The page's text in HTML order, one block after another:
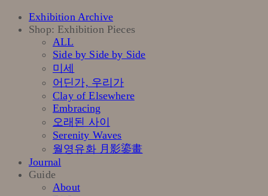
Exhibition Archive
Shop: Exhibition Pieces
ALL
Side by Side by Side
미세
어딘가, 우리가
Clay of Elsewhere
Embracing
오래된 사이
Serenity Waves
월영유화 月影鎏畫
Journal
Guide
About